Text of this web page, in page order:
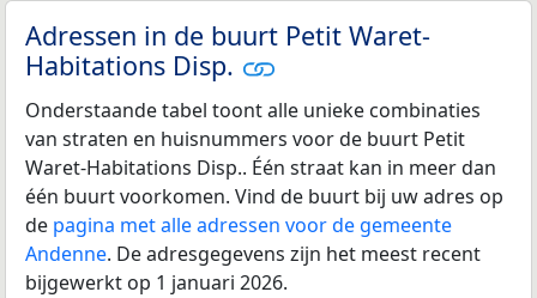
Adressen in de buurt Petit Waret-
Habitations Disp.
Onderstaande tabel toont alle unieke combinaties
van straten en huisnummers voor de buurt Petit
Waret-Habitations Disp.. Één straat kan in meer dan
één buurt voorkomen. Vind de buurt bij uw adres op
de pagina met alle adressen voor de gemeente
Andenne. De adresgegevens zijn het meest recent
bijgewerkt op 1 januari 2026.